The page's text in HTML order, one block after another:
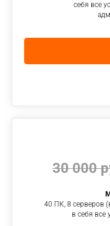
себя все
30 000
40 ПК, 8 серверов
в себя все